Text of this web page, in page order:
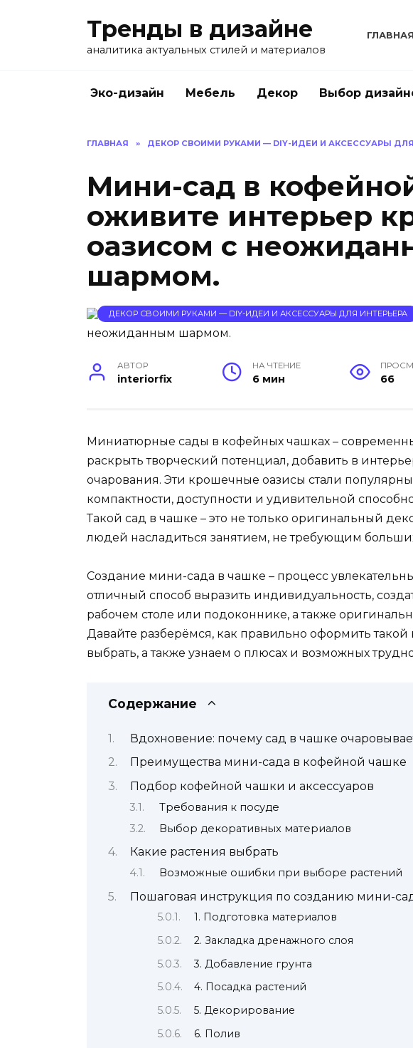
Тренды в дизайне
аналитика актуальных стилей и материалов
ГЛАВНАЯ
Эко-дизайн Мебель Декор Выбор
ГЛАВНАЯ » ДЕКОР СВОИМИ РУКАМИ — DIY-ИДЕИ И АКСЕССУАРЫ
Мини-сад в
оживите интерьер
оазисом с
шармом.
ДЕКОР СВОИМИ РУКАМИ — DIY-ИДЕИ И АКСЕССУАРЫ ДЛЯ ИНТЕРЬЕРА
АВТОР
interiorfix
НА ЧТЕНИЕ
6 мин 66
Миниатюрные сады в кофейных чашках –
раскрыть творческий потенциал, добавить в
очарования. Эти крошечные оазисы стали
компактности, доступности и удивительной
Такой сад в чашке – это не только оригинальный
людей насладиться занятием, не требующим
Создание мини-сада в чашке – процесс
отличный способ выразить индивидуальность,
рабочем столе или подоконнике, а также
Давайте разберёмся, как правильно оформить
выбрать, а также узнаем о плюсах и возможных
Содержание
Вдохновение: почему сад в чашке
Преимущества мини-сада в кофейной чашке
Подбор кофейной чашки и аксессуаров
Требования к посуде
Выбор декоративных материалов
Какие растения выбрать
Возможные ошибки при выборе растений
Пошаговая инструкция по созданию мини-
1. Подготовка материалов
2. Закладка дренажного слоя
3. Добавление грунта
4. Посадка растений
5. Декорирование
6. Полив